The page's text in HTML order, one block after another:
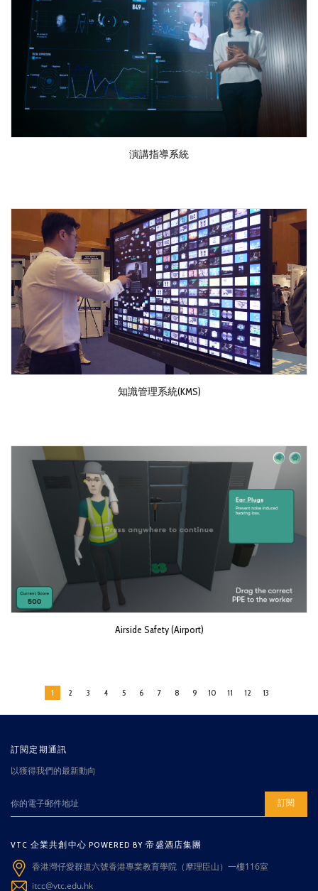
演講指導系統
知識管理系統(KMS)
Airside Safety (Airport)
1 2 3 4 5 6 7 8 9 10 11 12 13
訂閱定期通訊
以獲得我們的最新動向
訂閱
VTC 企業共創中心 POWERED BY 帝盛酒店集團
香港灣仔愛群道六號香港專業教育學院（摩理臣山）一樓116室
itcc@vtc.edu.hk